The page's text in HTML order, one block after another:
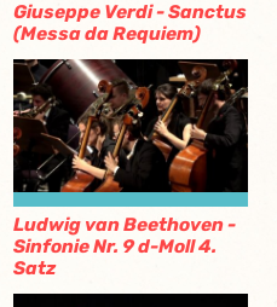
Giuseppe Verdi - Sanctus
(Messa da Requiem)
Ludwig van Beethoven -
Sinfonie Nr. 9 d-Moll 4.
Satz